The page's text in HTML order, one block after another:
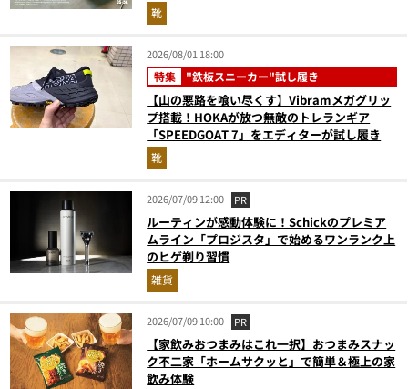
靴
2026/08/01 18:00
特集 "鉄板スニーカー"試し履き
【山の悪路を喰い尽くす】Vibramメガグリッ
プ搭載！HOKAが放つ無敵のトレランギア
「SPEEDGOAT 7」をエディターが試し履き
靴
2026/07/09 12:00 PR
ルーティンが感動体験に！Schickのプレミア
ムライン「プロジスタ」で始めるワンランク上
のヒゲ剃り習慣
雑貨
2026/07/09 10:00 PR
【家飲みおつまみはこれ一択】おつまみスナッ
ク不二家「ホームサクッと」で簡単＆極上の家
飲み体験